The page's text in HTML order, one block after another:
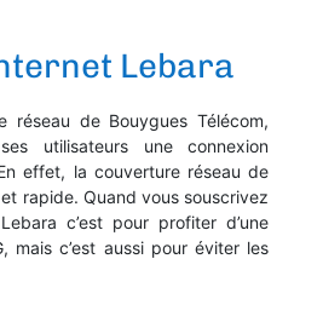
Lebara
réseau de Bouygues Télécom,
utilisateurs une connexion
effet, la couverture réseau de
rapide. Quand vous souscrivez
c’est pour profiter d’une
mais c’est aussi pour éviter les